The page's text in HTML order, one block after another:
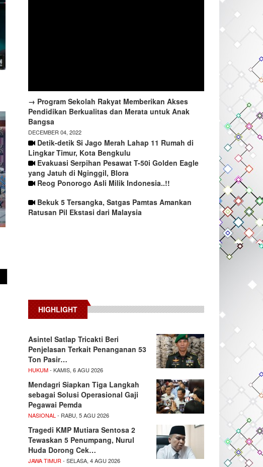
→ Program Sekolah Rakyat Memberikan Akses
Pendidikan Berkualitas dan Merata untuk Anak
Bangsa
DECEMBER 04, 2022
Detik-detik Si Jago Merah Lahap 11 Rumah di
Lingkar Timur, Kota Bengkulu
Evakuasi Serpihan Pesawat T-50i Golden Eagle
yang Jatuh di Nginggil, Blora
Reog Ponorogo Asli Milik Indonesia..!!
Bekuk 5 Tersangka, Satgas Pamtas Amankan
Ratusan Pil Ekstasi dari Malaysia
HIGHLIGHT
Asintel Satlap Tricakti Beri
Penjelasan Terkait Penanganan 53
Ton Pasir…
HUKUM- KAMIS, 6 AGU 2026
Mendagri Siapkan Tiga Langkah
sebagai Solusi Operasional Gaji
Pegawai Pemda
NASIONAL - RABU, 5 AGU 2026
Tragedi KMP Mutiara Sentosa 2
Tewaskan 5 Penumpang, Nurul
Huda Dorong Cek…
JAWA TIMUR - SELASA, 4 AGU 2026